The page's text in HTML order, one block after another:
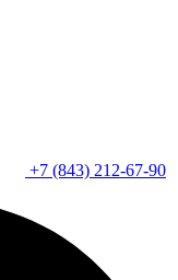
+7 (843) 212-67-90